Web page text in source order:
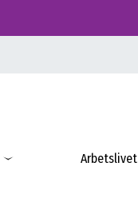
Arbetslivet